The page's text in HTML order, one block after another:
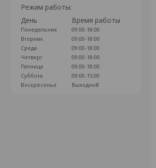
Режим работы:
День
Время работы
Понедельник
09:00-18:00
Вторник
09:00-18:00
Среда
09:00-18:00
Четверг
09:00-18:00
Пятница
09:00-18:00
Суббота
09:00-15:00
Воскресенье
Выходной